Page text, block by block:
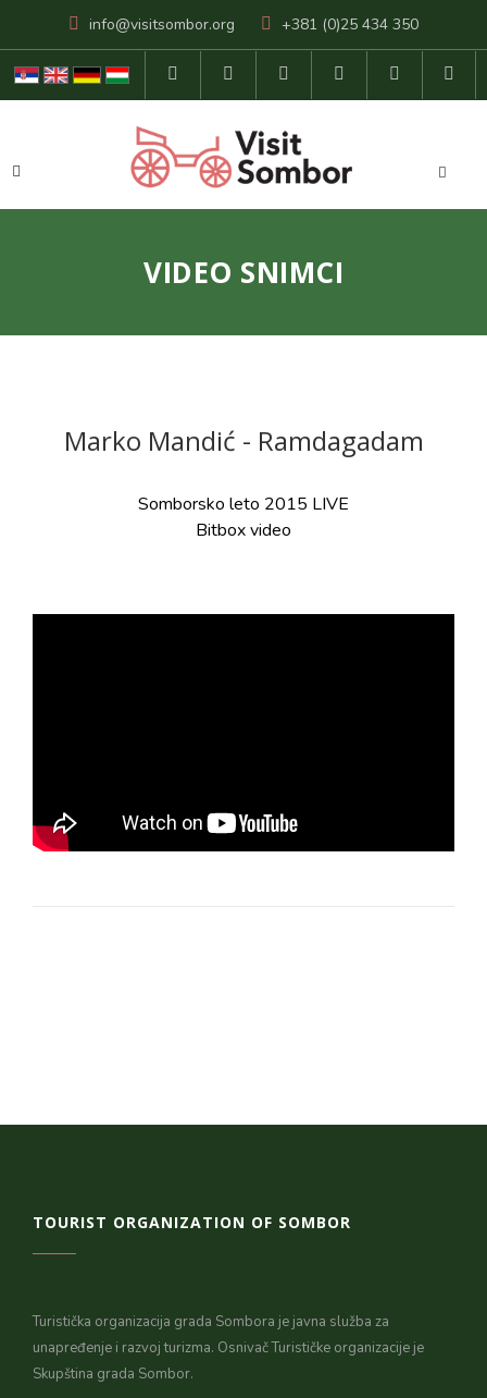
info@visitsombor.org +381 (0)25 434 350
VIDEO SNIMCI
Marko Mandić - Ramdagadam
Somborsko leto 2015 LIVE
Bitbox video
TOURIST ORGANIZATION OF SOMBOR
Turistička organizacija grada Sombora je javna služba za
unapređenje i razvoj turizma. Osnivač Turističke organizacije je
Skupština grada Sombor.